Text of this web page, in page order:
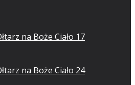
na Boże Ciało 17
na Boże Ciało 24